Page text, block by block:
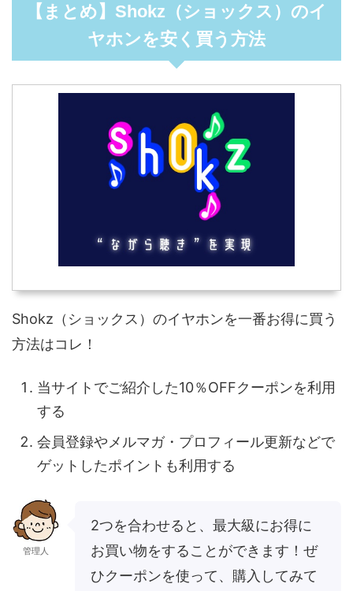
【まとめ】Shokz（ショックス）のイ
ヤホンを安く買う方法
Shokz（ショックス）のイヤホンを一番お得に買う
方法はコレ！
当サイトでご紹介した10％OFFクーポンを利用
する
会員登録やメルマガ・プロフィール更新などで
ゲットしたポイントも利用する
管理人
2つを合わせると、最大級にお得に
お買い物をすることができます！ぜ
ひクーポンを使って、購入してみて